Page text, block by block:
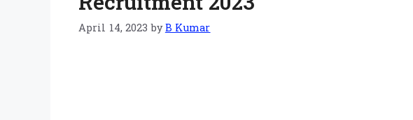
April 14, 2023 byB Kumar